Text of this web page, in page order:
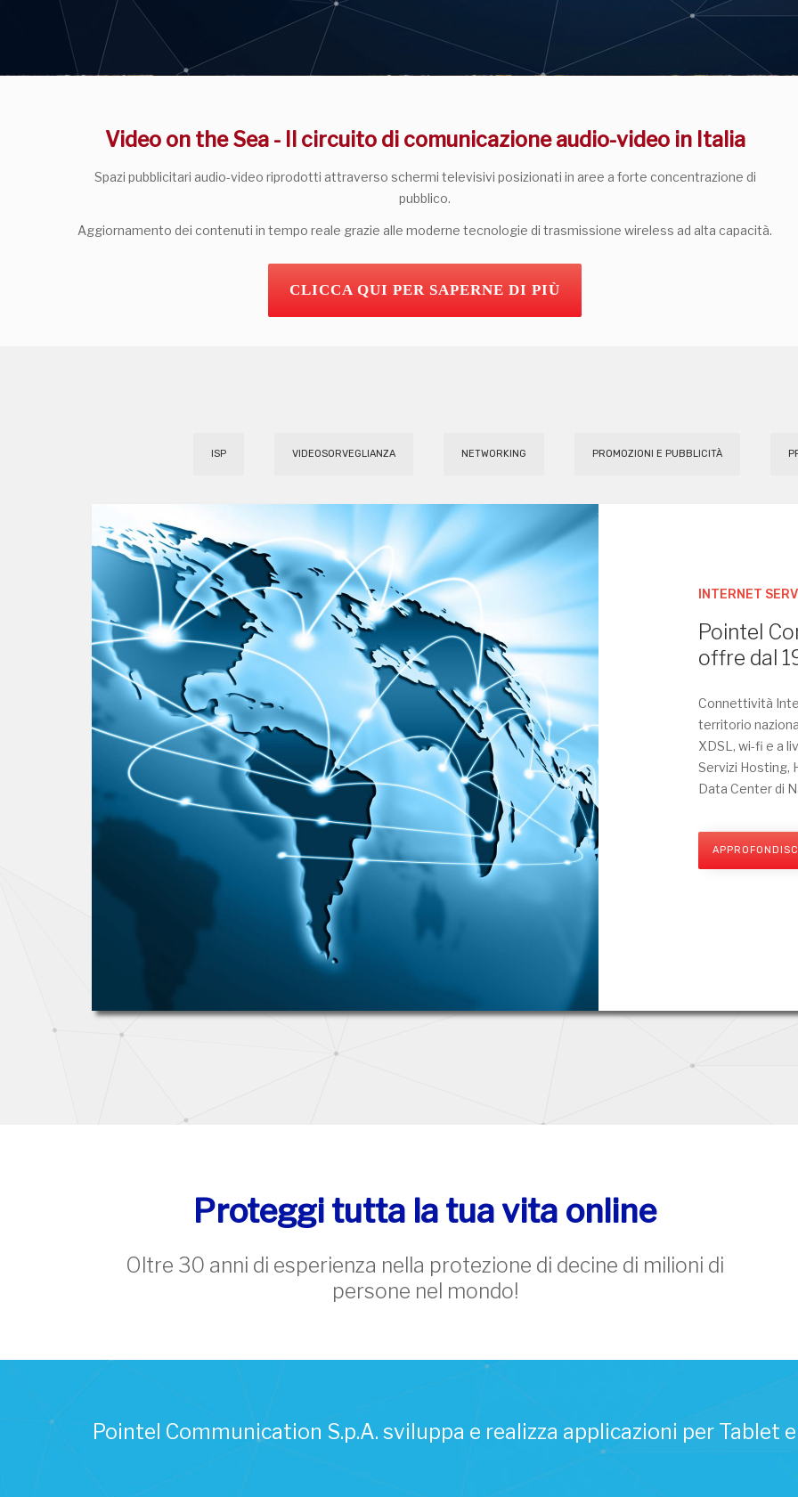
Video on the Sea - Il circuito di comunicazione audio-video in Italia
Spazi pubblicitari audio-video riprodotti attraverso schermi televisivi posizionati in aree a forte concentrazione di
pubblico.
Aggiornamento dei contenuti in tempo reale grazie alle moderne tecnologie di trasmissione wireless ad alta capacità.
CLICCA QUI PER SAPERNE DI PIÙ
ISP VIDEOSORVEGLIANZA NETWORKING PROMOZIONI E PUBBLICITÀ
INTERNET
Pointel
offre dal
Connettività
territorio
XDSL, wi-fi e a
Servizi Hosting,
Data Center di
Proteggi tutta la tua vita online
Oltre 30 anni di esperienza nella protezione di decine di milioni di
persone nel mondo!
Pointel Communication S.p.A. sviluppa e realizza applicazioni per Tablet